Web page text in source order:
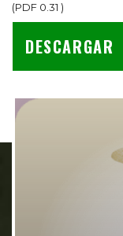
(PDF 0.31 )
DESCARGAR